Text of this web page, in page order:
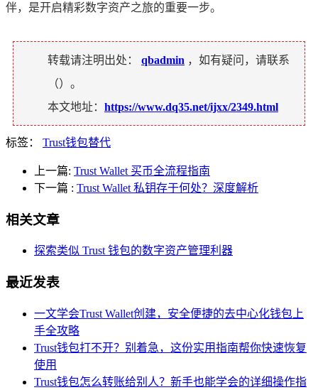
伴，是开启精彩数字资产之旅的重要一步。
转载请注明出处： qbadmin ，如有疑问，请联系
（）。
本文地址： https://www.dq35.net/ijxx/2349.html
标签： Trust钱包替代
上一篇: Trust Wallet 买币全流程指南
下一篇 : Trust Wallet 私钥存于何处？深度解析
相关文章
探索类似 Trust 钱包的数字资产管理利器
最近发表
一文学会Trust Wallet创建，安全便捷的去中心化钱包上
手全攻略
Trust钱包打不开？别着急，这份实用指南帮你快速恢复
使用
Trust钱包怎么转账给别人？新手也能学会的详细操作指